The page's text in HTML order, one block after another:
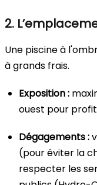
2.
Une piscine à
à grands frais.
Exposition :
ouest pour
Dégagements :
(pour éviter la
respecter les